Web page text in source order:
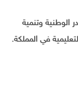
الوطنية وتنمية
في المملكة.